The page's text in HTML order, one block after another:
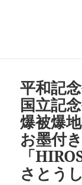
平和記
国立記
爆被爆
お墨付
「
さとう